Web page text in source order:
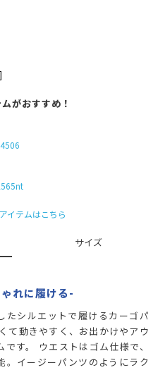
がおすすめ！
イテムはこちら
サイズ
れに履ける-
たシルエットで履けるカーゴパ
て動きやすく、お出かけやアウ
す。 ウエストはゴム仕様で、
。イージーパンツのようにラク